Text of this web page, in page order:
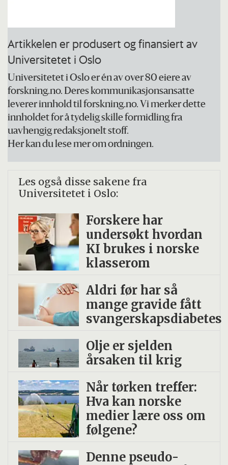
Artikkelen er produsert og finansiert av
Universitetet i Oslo
Universitetet i Oslo er én av over 80 eiere av
forskning.no. Deres kommunikasjonsansatte
leverer innhold til forskning.no. Vi merker dette
innholdet for å tydelig skille formidling fra
uavhengig redaksjonelt stoff.
Her kan du lese mer om ordningen.
Les også disse sakene fra
Universitetet i Oslo:
Forskere har
undersøkt hvordan
KI brukes i norske
klasserom
Aldri før har så
mange gravide fått
svangerskapsdiabetes
Olje er sjelden
årsaken til krig
Når tørken treffer:
Hva kan norske
medier lære oss om
følgene?
Denne pseudo­